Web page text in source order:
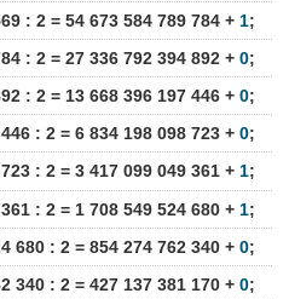
: 2 = 54 673 584 789 784 + 1;
: 2 = 27 336 792 394 892 + 0;
: 2 = 13 668 396 197 446 + 0;
: 2 = 6 834 198 098 723 + 0;
: 2 = 3 417 099 049 361 + 1;
: 2 = 1 708 549 524 680 + 1;
680 : 2 = 854 274 762 340 + 0;
340 : 2 = 427 137 381 170 + 0;